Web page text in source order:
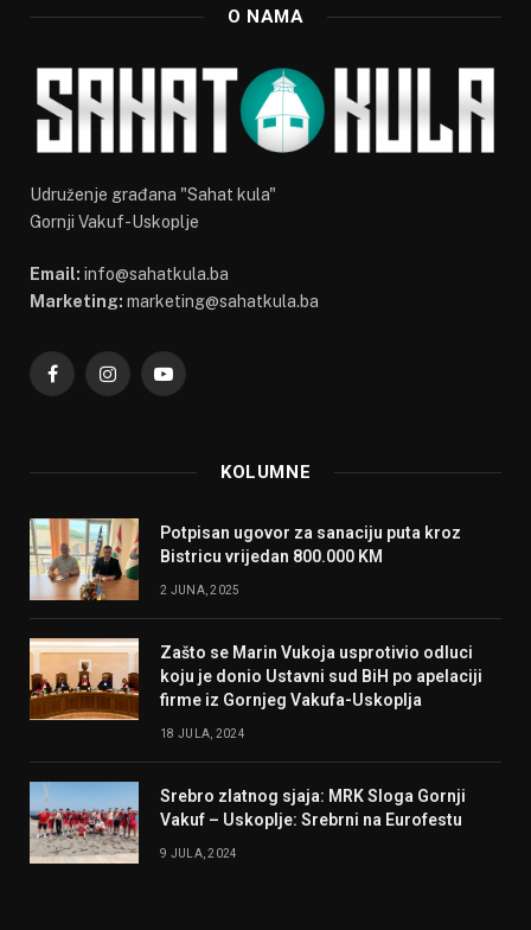
O NAMA
Udruženje građana "Sahat kula"
Gornji Vakuf-Uskoplje
Email: info@sahatkula.ba
Marketing: marketing@sahatkula.ba
FacebookInstagramYouTube
KOLUMNE
Potpisan ugovor za sanaciju puta kroz
Bistricu vrijedan 800.000 KM
2 JUNA, 2025
Zašto se Marin Vukoja usprotivio odluci
koju je donio Ustavni sud BiH po apelaciji
firme iz Gornjeg Vakufa-Uskoplja
18 JULA, 2024
Srebro zlatnog sjaja: MRK Sloga Gornji
Vakuf – Uskoplje: Srebrni na Eurofestu
9 JULA, 2024